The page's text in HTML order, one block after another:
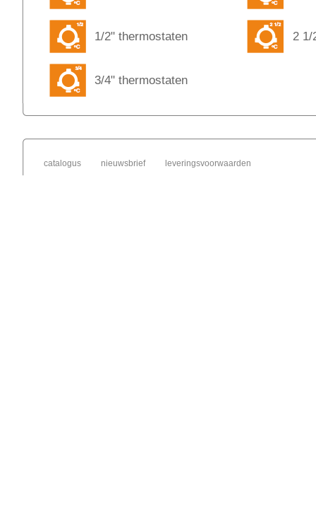
1/2" thermostaten 2 1/
3/4" thermostaten
catalogus nieuwsbrief leveringsvoorwaarden